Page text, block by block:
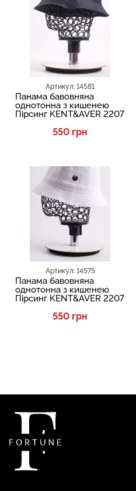
Артикул: 14581
Панама бавовняна
однотонна з кишенею
Пірсинг KENT&AVER 2207
550 грн
Артикул: 14575
Панама бавовняна
однотонна з кишенею
Пірсинг KENT&AVER 2207
550 грн